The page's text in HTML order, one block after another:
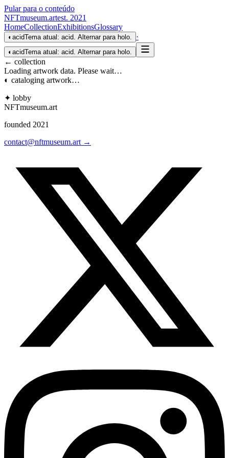
Pular para o conteúdo
NFTmuseum.artest. 2021
HomeCollectionExhibitionsGlossary
◐ acidTema atual: acid. Alternar para holo. ·
◐ acidTema atual: acid. Alternar para holo.
← collection
Loading artwork data. Please wait…
◐ cataloging artwork…
✦ lobby
NFTmuseum.art
founded 2021
contact@nftmuseum.art →